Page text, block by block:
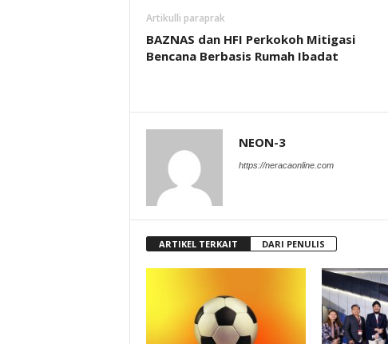
Artikulli paraprak
BAZNAS dan HFI Perkokoh Mitigasi
Bencana Berbasis Rumah Ibadat
NEON-3
https://neracaonline.com
ARTIKEL TERKAIT DARI PENULIS